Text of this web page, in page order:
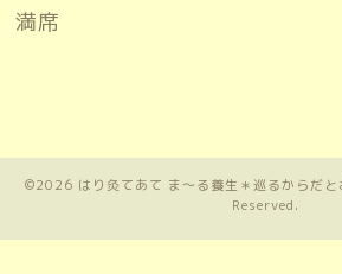
満席
©2026 はり灸てあて ま〜る養生＊巡るからだ
Reserved.